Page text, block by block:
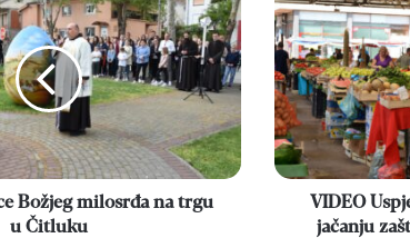
Božjeg milosrđa na trgu
u Čitluku
Uspješno
potpisan
sporazum
o
jačanju
zaštite
potrošača
i
sigurnostiVIDEO
jačanju